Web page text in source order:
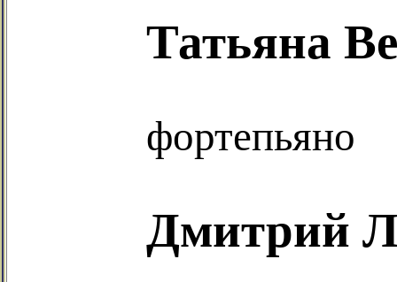
Татьяна
фортепьяно
Дмитрий